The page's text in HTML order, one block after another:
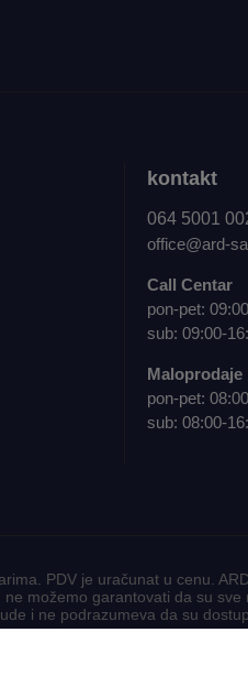
kontakt
064 5001
office@ard-
Call Centar
pon-pet:
sub: 09:00-
Maloprodaje
pon-pet:
sub: 08:00-
PDV je uračunat u cenu.
možemo garantovati da su
i ne podrazumeva da su